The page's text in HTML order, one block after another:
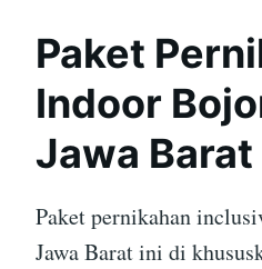
Paket
Indoor
Jawa Barat
Paket pernikahan
Jawa Barat ini di